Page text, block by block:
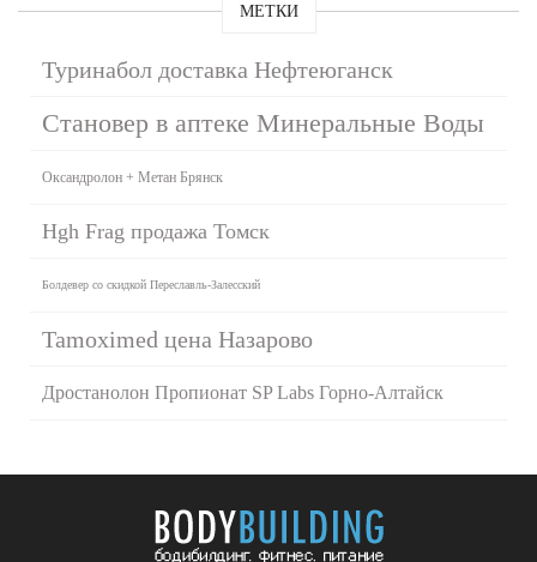
МЕТКИ
Туринабол доставка Нефтеюганск
Становер в аптеке Минеральные Воды
Оксандролон + Метан Брянск
Hgh Frag продажа Томск
Болдевер со скидкой Переславль-Залесский
Tamoximed цена Назарово
Дростанолон Пропионат SP Labs Горно-Алтайск